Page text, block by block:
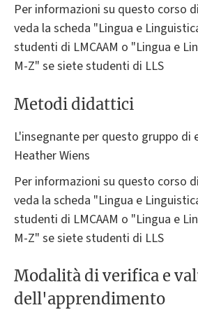
Per informazioni su questo corso
veda la scheda "Lingua e
studenti di LMCAAM o "Lingua e
M-Z" se siete studenti di LLS
Metodi didattici
L'insegnante per questo gruppo di
Heather Wiens
Per informazioni su questo corso
veda la scheda "Lingua e
studenti di LMCAAM o "Lingua e
M-Z" se siete studenti di LLS
Modalità di verifica e
dell'apprendimento